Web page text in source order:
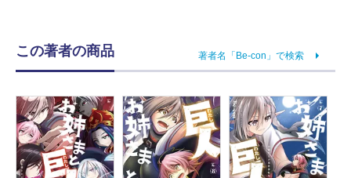
この著者の商品 著者名「Be-con」で検索